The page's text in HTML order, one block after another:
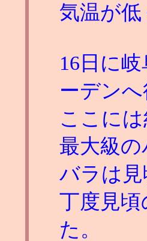
気温が
16日に
ーデン
ここに
最大級
バラは
丁度見
た。